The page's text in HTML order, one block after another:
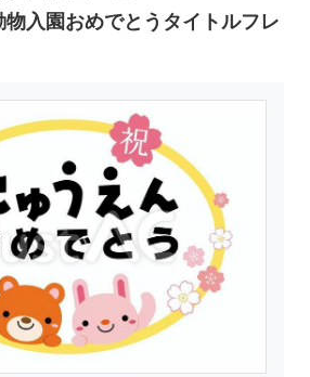
入園おめでとうタイトルフレ